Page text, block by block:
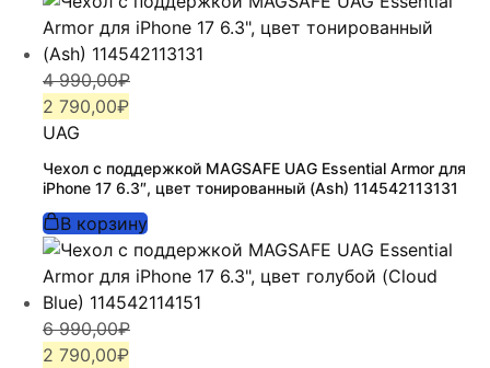
4 990,00₽
Первоначальная
цена
составляла
4
990,00₽.
2 790,00₽
Текущая
цена:
2
790,00₽.
UAG
Чехол с поддержкой MAGSAFE UAG Essential Armor для
iPhone 17 6.3″, цвет тонированный (Ash) 114542113131
В корзину
6 990,00₽
Первоначальная
цена
2 790,00₽
Текущая
цена: